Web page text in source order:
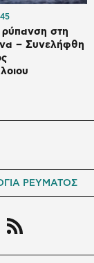
στη
– Συνελήφθη
ΡΕΥΜΑΤΟΣ